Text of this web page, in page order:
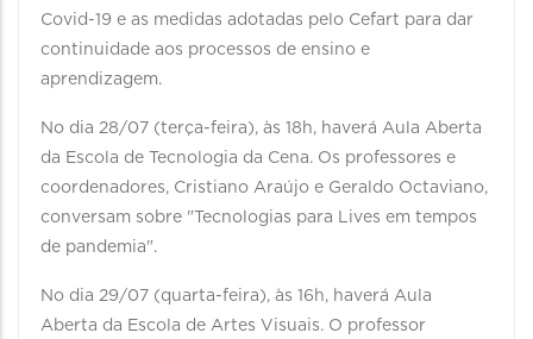
Covid-19 e as medidas adotadas pelo Cefart para dar
continuidade aos processos de ensino e
aprendizagem.
No dia 28/07 (terça-feira), às 18h, haverá Aula Aberta
da Escola de Tecnologia da Cena. Os professores e
coordenadores, Cristiano Araújo e Geraldo Octaviano,
conversam sobre "Tecnologias para Lives em tempos
de pandemia".
No dia 29/07 (quarta-feira), às 16h, haverá Aula
Aberta da Escola de Artes Visuais. O professor